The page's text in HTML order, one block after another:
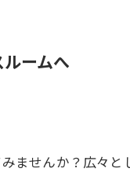
ームへ
ませんか？広々